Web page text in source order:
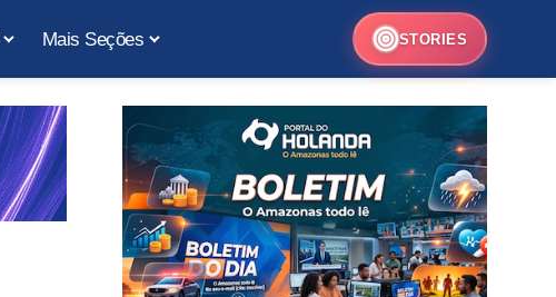
Mais Seções STORIES